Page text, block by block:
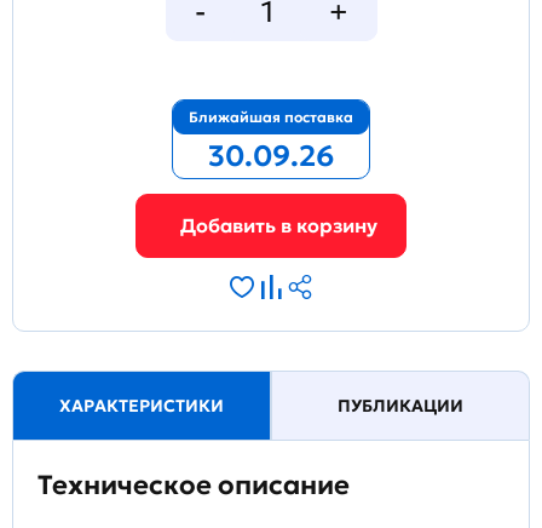
Ближайшая поставка
30.09.26
ХАРАКТЕРИСТИКИ ПУБЛИКАЦИИ
Техническое описание